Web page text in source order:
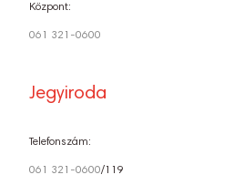
Központ:
061 321-0600
Jegyiroda
Telefonszám:
061 321-0600/119